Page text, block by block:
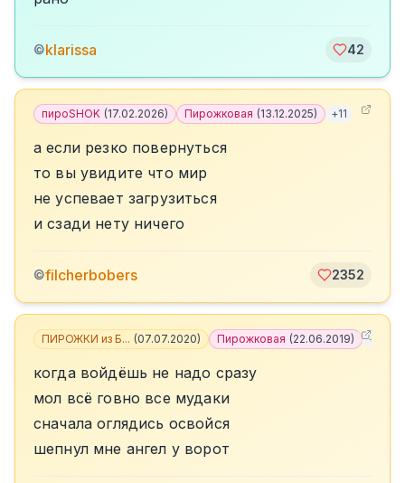
©klarissa 42
пироSHOK (17.02.2026) Пирожковая (13.12.2025) +11
а если резко повернуться
то вы увидите что мир
не успевает загрузиться
и сзади нету ничего
©filcherbobers 2352
ПИРОЖКИ из Б... (07.07.2020) Пирожковая (22.06.2019) +
когда войдёшь не надо сразу
мол всё говно все мудаки
сначала оглядись освойся
шепнул мне ангел у ворот